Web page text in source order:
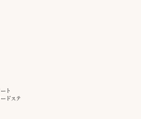
ト
ドステ